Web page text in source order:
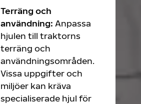
Terräng och
användning: Anpassa
hjulen till traktorns
terräng och
användningsområden.
Vissa uppgifter och
miljöer kan kräva
specialiserade hjul för